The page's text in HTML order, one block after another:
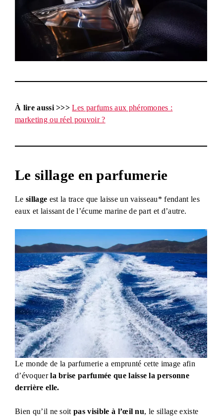
À lire aussi >>> Les parfums aux phéromones :
marketing ou réel pouvoir ?
Le sillage en parfumerie
Le sillage est la trace que laisse un vaisseau* fendant les
eaux et laissant de l’écume marine de part et d’autre.
Le monde de la parfumerie a emprunté cette image afin
d’évoquerla brise parfumée que laisse la personne
derrière elle.
Bien qu’il ne soitpas visible à l’œil nu, le sillage existe